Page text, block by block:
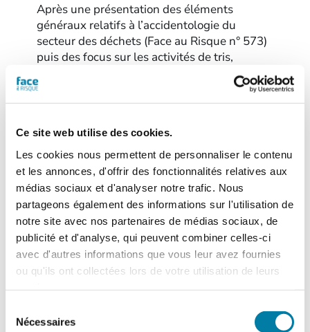
Ce site web utilise des cookies.
Les cookies nous permettent de personnaliser le contenu
et les annonces, d'offrir des fonctionnalités relatives aux
médias sociaux et d'analyser notre trafic. Nous
partageons également des informations sur l'utilisation de
notre site avec nos partenaires de médias sociaux, de
publicité et d'analyse, qui peuvent combiner celles-ci
avec d'autres informations que vous leur avez fournies
ou qu'ils ont collectées lors de votre utilisation de leurs
Nécessaires
Après une présentation des éléments
généraux relatifs à l’accidentologie du
secteur des déchets (Face au Risque n° 573)
puis des focus sur les activités de tris,
transits et regroupements de déchets non
dangereux (n° 577) et sur les installations…